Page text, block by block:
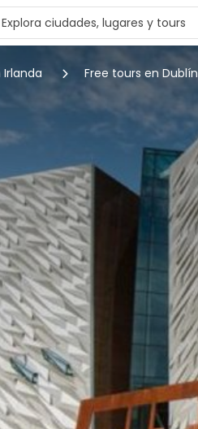
Irlanda Free tours en Dublín